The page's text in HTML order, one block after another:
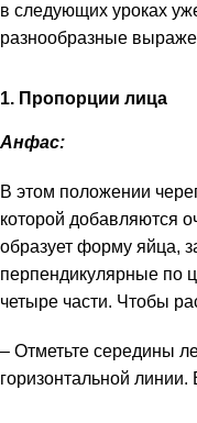
в следующих уроках
разнообразные
1. Пропорции лица
Анфас:
В этом положении
которой добавляются
образует форму яйца,
перпендикулярные по
четыре части. Чтобы
– Отметьте середины
горизонтальной линии.